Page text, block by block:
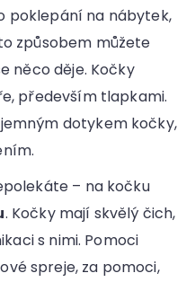
poklepání na nábytek,
způsobem můžete
něco děje. Kočky
především tlapkami.
dotykem kočky,
– na kočku
. Kočky mají skvělý čich,
s nimi. Pomoci
spreje, za pomoci,